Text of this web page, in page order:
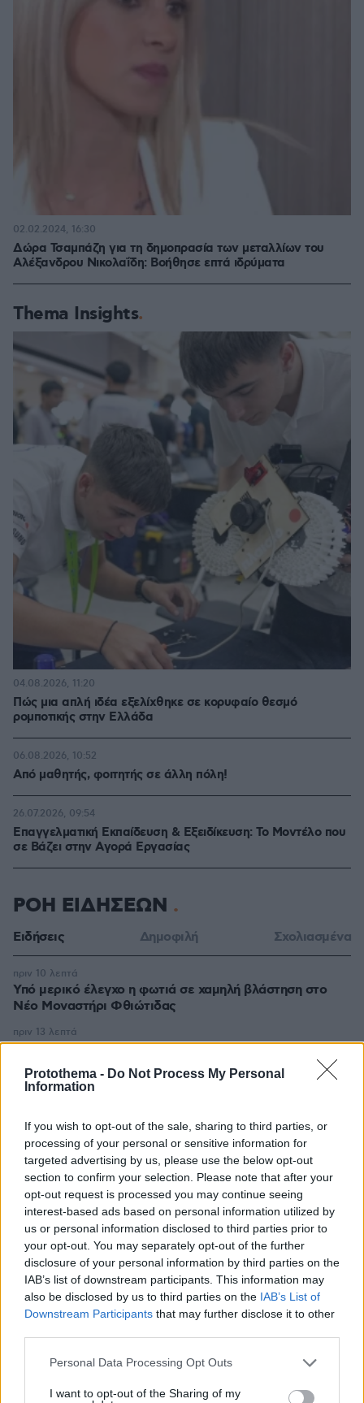
Protothema - Do Not Process My Personal
Information
If you wish to opt-out of the sale, sharing to third parties, or
processing of your personal or sensitive information for
targeted advertising by us, please use the below opt-out
section to confirm your selection. Please note that after your
opt-out request is processed you may continue seeing
interest-based ads based on personal information utilized by
us or personal information disclosed to third parties prior to
your opt-out. You may separately opt-out of the further
disclosure of your personal information by third parties on the
IAB’s list of downstream participants. This information may
also be disclosed by us to third parties on the IAB’s List of
Downstream Participants that may further disclose it to other
Please note that this website/app uses one or more Google
not limited to your visit or usage behaviour. You may click to
Personal Data Processing Opt Outs
I want to opt-out of the Sharing of my
Δώρα Τσαμπάζη για τη δημοπρασία των μεταλλίων του
Αλέξανδρου Νικολαΐδη: Βοήθησε επτά ιδρύματα
02.02.2024, 16:30
Thema Insights
Πώς μια απλή ιδέα εξελίχθηκε σε κορυφαίο θεσμό
ρομποτικής στην Ελλάδα
04.08.2026, 11:20
Από μαθητής, φοιτητής σε άλλη πόλη!
06.08.2026, 10:52
Επαγγελματική Εκπαίδευση & Εξειδίκευση: Το Mοντέλο που
σε Bάζει στην Aγορά Eργασίας
26.07.2026, 09:54
ΡΟΗ ΕΙΔΗΣΕΩΝ
Ειδήσεις Δημοφιλή Σχολιασμένα
Υπό μερικό έλεγχο η φωτιά σε χαμηλή βλάστηση στο
Νέο Μοναστήρι Φθιώτιδας
πριν 10 λεπτά
Ξύλινες κουτάλες: Πώς τις πλένουμε, πότε τις
αντικαθιστούμε
πριν 13 λεπτά
πρέπει ποτέ να υποτιμάμε ή να αγνοούμε
πριν 13 λεπτά
Νεκρή 65χρονη λουόμενη στους Αμμόλοφους Καβάλας
πριν 20 λεπτά
Παναθηναϊκός: 5 χαφ με προδιαγραφές για το «κάτι
παραπάνω»
πριν 22 λεπτά
10 κορυφαίοι spa προορισμοί στην Ευρώπη
πριν 23 λεπτά
Δίδυμοι 36χρονοι έπαιρναν επί 6 μήνες μόνο φυτικά ή
ζωικά συμπληρώματα – Δείτε τι συνέβη
πριν 25 λεπτά
Λίβερπουλ: Βασικός ο Τσιμίκας στο φιλικό με τη